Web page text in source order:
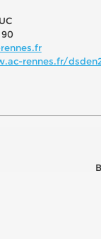
rennes.fr/